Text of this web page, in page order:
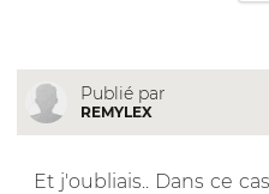
Publié par
REMYLEX
Et j'oubliais.. Dans ce